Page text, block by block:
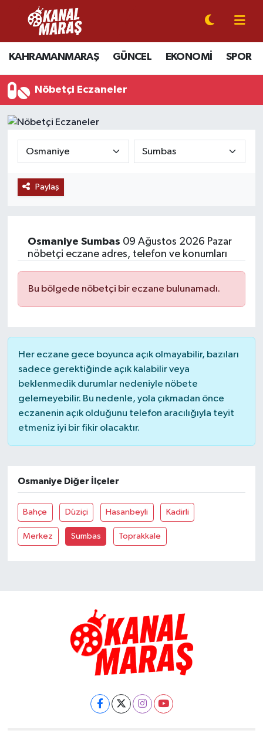
KAHRAMANMARAŞ GÜNCEL EKONOMİ SPOR
Nöbetçi Eczaneler
Paylaş
Osmaniye Sumbas 09 Ağustos 2026 Pazar
nöbetçi eczane adres, telefon ve konumları
Bu bölgede nöbetçi bir eczane bulunamadı.
Her eczane gece boyunca açık olmayabilir, bazıları
sadece gerektiğinde açık kalabilir veya
beklenmedik durumlar nedeniyle nöbete
gelemeyebilir. Bu nedenle, yola çıkmadan önce
eczanenin açık olduğunu telefon aracılığıyla teyit
etmeniz iyi bir fikir olacaktır.
Osmaniye Diğer İlçeler
Bahçe Düziçi Hasanbeyli Kadirli
Merkez Sumbas Toprakkale
CANLI YAYIN
KAHRAMANMARAŞ
GÜNCEL
SİYASET
EKONOMİ
MAGAZİN
SAĞLIK
KEŞFET
POPÜLER
DÜNYA
MEDYA
OTOMOTİV
KÜLTÜR SANAT
Kahramanmaraş Nöbetçi Eczaneler
Kahramanmaraş Hava Durumu
Kahramanmaraş Namaz Vakitleri
Süper Lig Puan Durumu ve Fikstür
Tüm Manşetler
Haber Arşivi